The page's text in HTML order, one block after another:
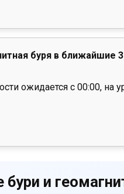
буря в ближайшие
ожидается с 00:00, на
и